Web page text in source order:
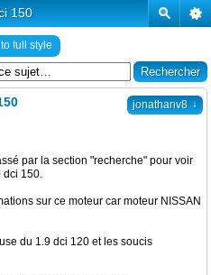
150
full style
jonathanv8 ↓
par la section "recherche" pour voir
dci 150.
sur ce moteur car moteur NISSAN
du 1.9 dci 120 et les soucis